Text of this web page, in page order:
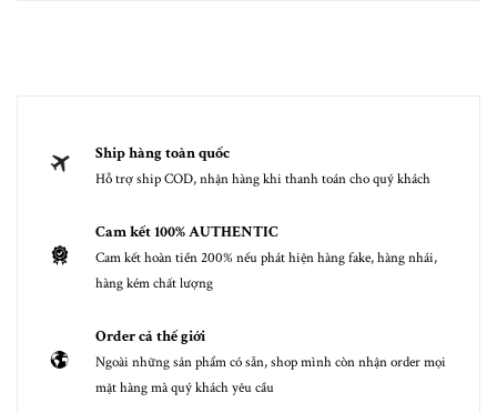
Ship hàng toàn quốc
Hỗ trợ ship COD, nhận hàng khi thanh toán cho quý khách
Cam kết 100% AUTHENTIC
Cam kết hoàn tiền 200% nếu phát hiện hàng fake, hàng nhái,
hàng kém chất lượng
Order cả thế giới
Ngoài những sản phẩm có sẵn, shop mình còn nhận order mọi
mặt hàng mà quý khách yêu cầu